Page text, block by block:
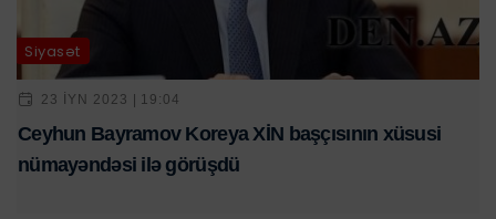
Siyasət
23 IYN 2023 | 19:04
Ceyhun Bayramov Koreya XİN başçısının xüsusi
nümayəndəsi ilə görüşdü